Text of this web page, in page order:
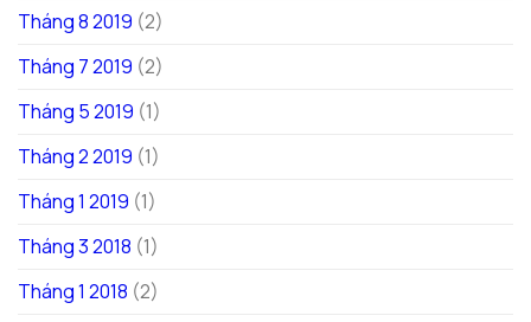
Tháng 8 2019 (2)
Tháng 7 2019 (2)
Tháng 5 2019 (1)
Tháng 2 2019 (1)
Tháng 1 2019 (1)
Tháng 3 2018 (1)
Tháng 1 2018 (2)